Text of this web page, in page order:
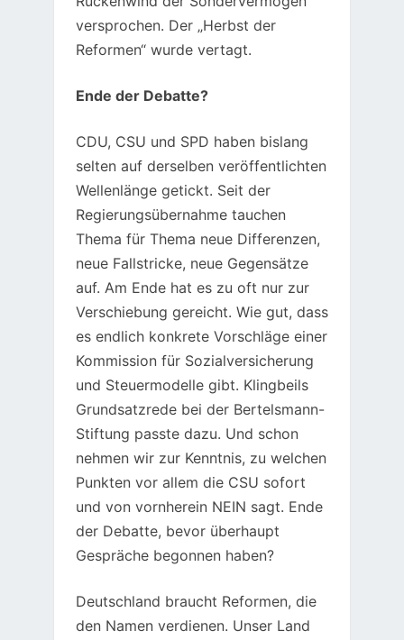
versprochen. Der „Herbst der
Reformen“ wurde vertagt.
Ende der Debatte?
CDU, CSU und SPD haben bislang
selten auf derselben veröffentlichten
Wellenlänge getickt. Seit der
Regierungsübernahme tauchen
Thema für Thema neue Differenzen,
neue Fallstricke, neue Gegensätze
auf. Am Ende hat es zu oft nur zur
Verschiebung gereicht. Wie gut, dass
es endlich konkrete Vorschläge einer
Kommission für Sozialversicherung
und Steuermodelle gibt. Klingbeils
Grundsatzrede bei der Bertelsmann-
Stiftung passte dazu. Und schon
nehmen wir zur Kenntnis, zu welchen
Punkten vor allem die CSU sofort
und von vornherein NEIN sagt. Ende
der Debatte, bevor überhaupt
Gespräche begonnen haben?
Deutschland braucht Reformen, die
den Namen verdienen. Unser Land